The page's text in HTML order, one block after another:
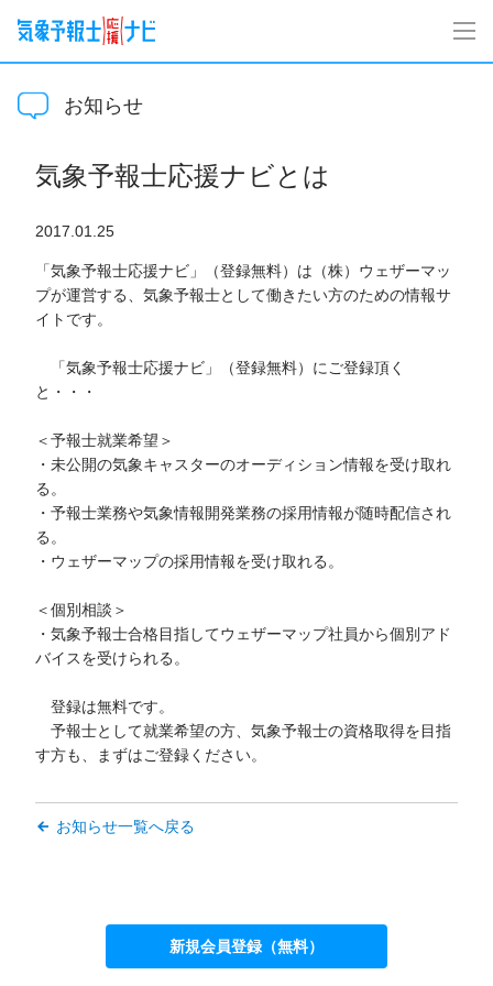
お知らせ
気象予報士応援ナビとは
2017.01.25
「気象予報士応援ナビ」（登録無料）は（株）ウェザーマッ
プが運営する、気象予報士として働きたい方のための情報サ
イトです。
「気象予報士応援ナビ」（登録無料）にご登録頂く
と・・・
＜予報士就業希望＞
・未公開の気象キャスターのオーディション情報を受け取れ
る。
・予報士業務や気象情報開発業務の採用情報が随時配信され
る。
・ウェザーマップの採用情報を受け取れる。
＜個別相談＞
・気象予報士合格目指してウェザーマップ社員から個別アド
バイスを受けられる。
登録は無料です。
予報士として就業希望の方、気象予報士の資格取得を目指
す方も、まずはご登録ください。
お知らせ一覧へ戻る
新規会員登録（無料）